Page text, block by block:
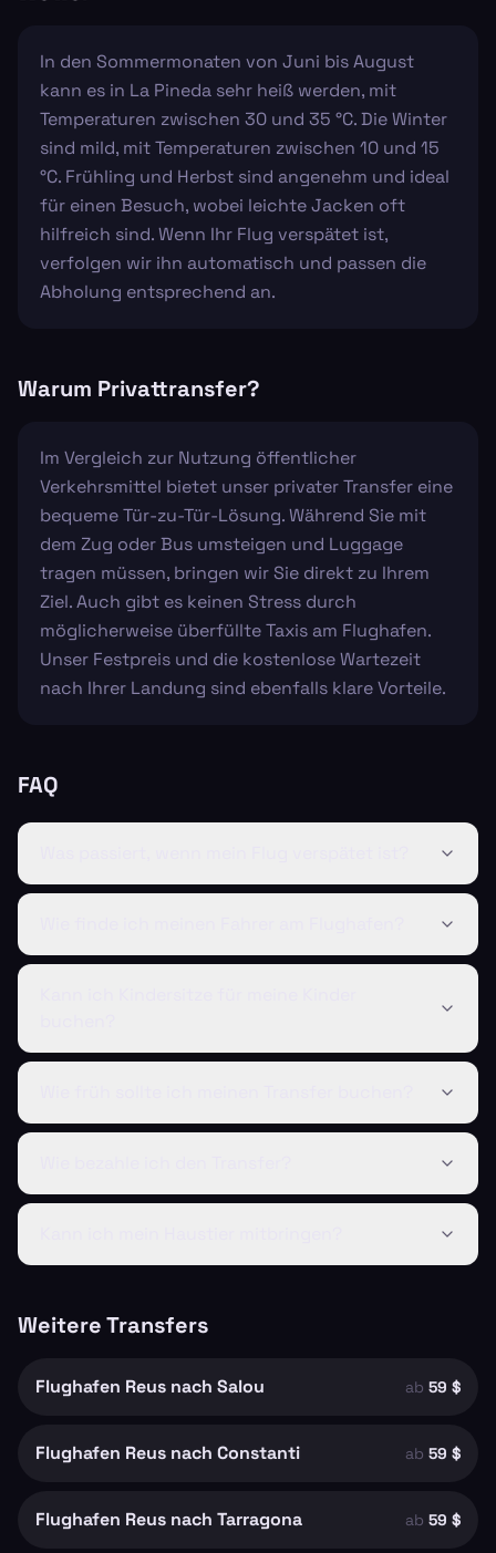
In den Sommermonaten von Juni bis August
kann es in La Pineda sehr heiß werden, mit
Temperaturen zwischen 30 und 35 °C. Die Winter
sind mild, mit Temperaturen zwischen 10 und 15
°C. Frühling und Herbst sind angenehm und ideal
für einen Besuch, wobei leichte Jacken oft
hilfreich sind. Wenn Ihr Flug verspätet ist,
verfolgen wir ihn automatisch und passen die
Abholung entsprechend an.
Warum Privattransfer?
Im Vergleich zur Nutzung öffentlicher
Verkehrsmittel bietet unser privater Transfer eine
bequeme Tür-zu-Tür-Lösung. Während Sie mit
dem Zug oder Bus umsteigen und Luggage
tragen müssen, bringen wir Sie direkt zu Ihrem
Ziel. Auch gibt es keinen Stress durch
möglicherweise überfüllte Taxis am Flughafen.
Unser Festpreis und die kostenlose Wartezeit
nach Ihrer Landung sind ebenfalls klare Vorteile.
FAQ
Weitere Transfers
Flughafen Reus nach Salou ab 59 $
Flughafen Reus nach Constanti ab 59 $
Flughafen Reus nach Tarragona ab 59 $